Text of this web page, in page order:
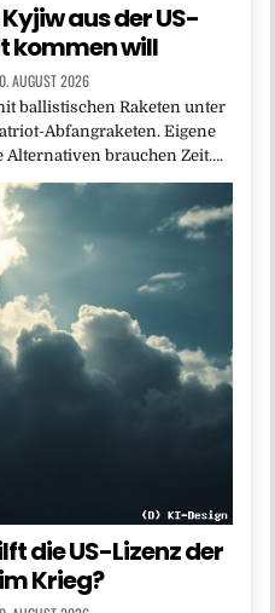
aus der US-
kommen will
AUGUST 2026
ballistischen Raketen unter
Abfangraketen. Eigene
brauchen Zeit….
die US-Lizenz der
Krieg?